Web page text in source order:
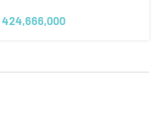
424,666,000